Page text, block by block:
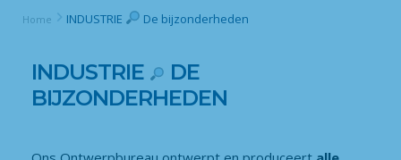
Home INDUSTRIE De bijzonderheden
INDUSTRIE
DE
BIJZONDERHEDEN